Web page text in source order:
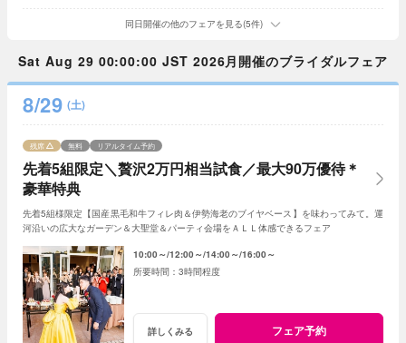
同日開催の他のフェアを見る(5件)
Sat Aug 29 00:00:00 JST 2026月開催のブライダルフェア
8/29 (土)
先着5組限定＼贅沢2万円相当試食／最大90万優待＊
豪華特典
残席 無料 リアルタイム予約
先着5組様限定【国産黒毛和牛フィレ肉＆伊勢海老のブイヤベース】を味わってみて。運
河沿いの広大なガーデン＆大聖堂＆パーティ会場をＡＬＬ体感できるフェア
10:00～ 12:00～ 14:00～ 16:00～
3時間程度
詳しくみる フェア予約